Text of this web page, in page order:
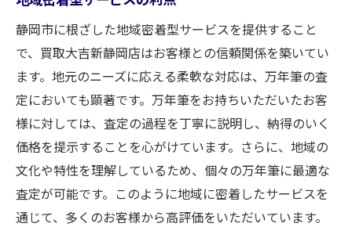
静岡市に根ざした地域密着型サービスを提供すること
で、買取大吉新静岡店はお客様との信頼関係を築いてい
ます。地元のニーズに応える柔軟な対応は、万年筆の査
定においても顕著です。万年筆をお持ちいただいたお客
様に対しては、査定の過程を丁寧に説明し、納得のいく
価格を提示することを心がけています。さらに、地域の
文化や特性を理解しているため、個々の万年筆に最適な
査定が可能です。このように地域に密着したサービスを
通じて、多くのお客様から高評価をいただいています。